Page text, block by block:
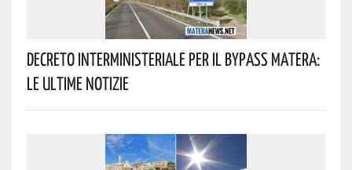
Decreto Interministeriale Per Il Bypass Matera:
Le Ultime Notizie